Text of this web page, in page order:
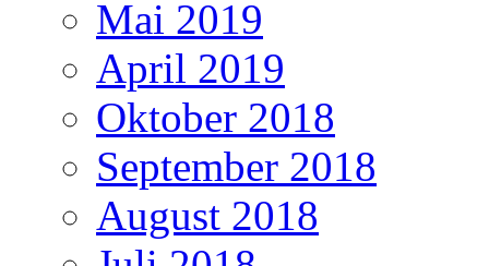
Mai 2019
April 2019
Oktober 2018
September 2018
August 2018